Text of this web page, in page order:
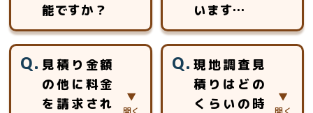
能ですか？
積りをさせて頂き
ご対応させていた
だきます。
います…
高所作業車等が使
用できない場所で
も、ロープを使用
見積り金額
の他に料金
を請求され
現地調査見
積りはどの
くらいの時